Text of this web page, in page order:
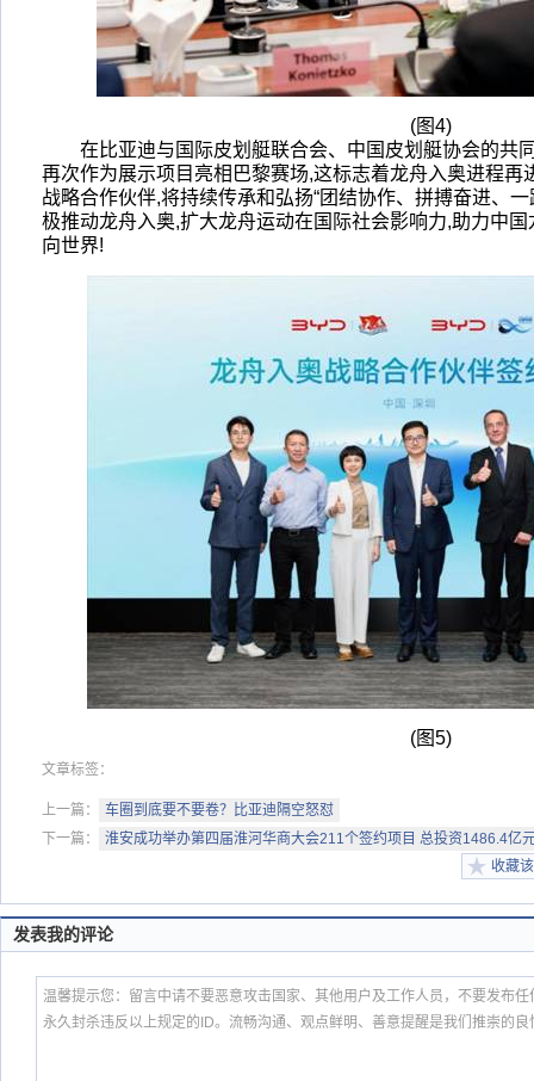
(图4)
在比亚迪与国际皮划艇联合会、中国皮划艇协会的共
再次作为展示项目亮相巴黎赛场,这标志着龙舟入奥进程再
战略合作伙伴,将持续传承和弘扬“团结协作、拼搏奋进、
极推动龙舟入奥,扩大龙舟运动在国际社会影响力,助力中
向世界!
(图5)
文章标签：
上一篇：
车圈到底要不要卷？比亚迪隔空怒怼
下一篇：
淮安成功举办第四届淮河华商大会211个签约项目 总投资1486.4亿
收藏
发表我的评论